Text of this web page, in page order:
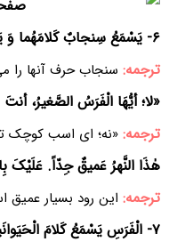
۶- یَسْمَعُ سِنجابٌ کَلامَهُما وَ یَقولُ:
ترجمه: سنجاب حرف آنها را
«لا؛ أیُّهَا الْفَرَسُ الصَّغیرُ،
ترجمه: «نه؛ ای اسب کوچک
هٰذَا النَّهرُ عَمیقٌ جِدّاً. عَلَیْکَ
ترجمه: این رود بسیار عمیق
۷- الْفَرَسِ یَسْمَعُ کَلامَ